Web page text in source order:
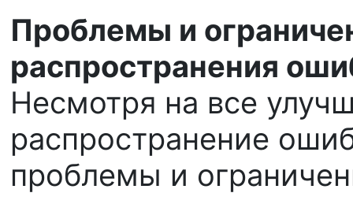
Проблемы и
распространения
Несмотря на все
распространение
проблемы и